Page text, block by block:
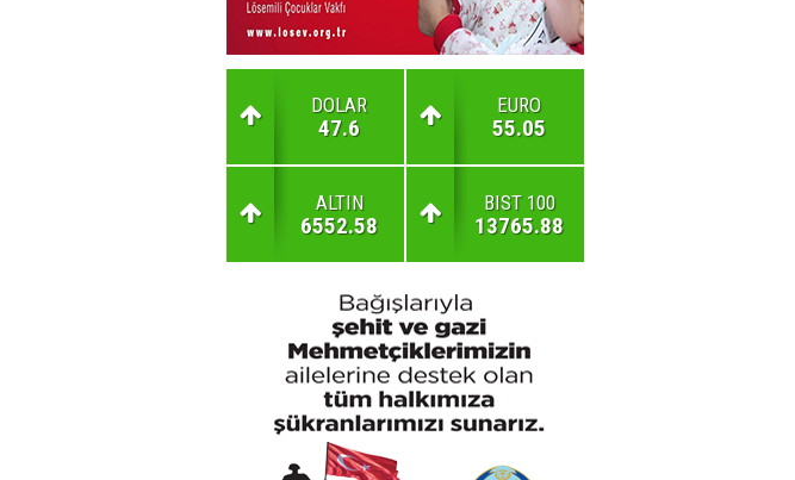
DOLAR
47.6
EURO
55.05
ALTIN
6552.58
BIST 100
13765.88